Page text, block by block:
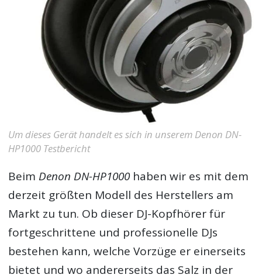
Um dieses Gerät handelt es sich in unserem Denon DN-
HP1000 Testbericht
Beim Denon DN-HP1000haben wir es mit dem
derzeit größten Modell des Herstellers am
Markt zu tun. Ob dieser DJ-Kopfhörer für
fortgeschrittene und professionelle DJs
bestehen kann, welche Vorzüge er einerseits
bietet und wo andererseits das Salz in der